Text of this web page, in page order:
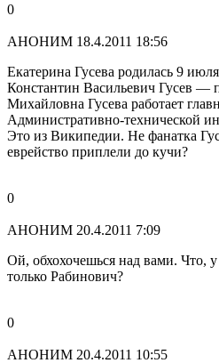
0
АНОНИМ 18.4.2011 18:56
Екатерина Гусева родилась 9
Константин Васильевич Гусев —
Михайловна Гусева работает
Административно-технической
Это из Википедии. Не фанатка
еврейство приплели до кучи?
0
АНОНИМ 20.4.2011 7:09
Ой, обхохочешься над вами. Что,
только Рабинович?
0
АНОНИМ 20.4.2011 10:55